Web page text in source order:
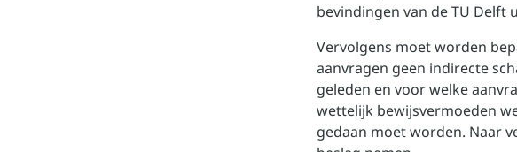
bevindingen van de TU Delft
Vervolgens moet worden
aanvragen geen indirecte
geleden en voor welke
wettelijk bewijsvermoeden
gedaan moet worden. Naar